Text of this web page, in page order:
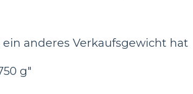
ein anderes Verkaufsgewicht hat
g"